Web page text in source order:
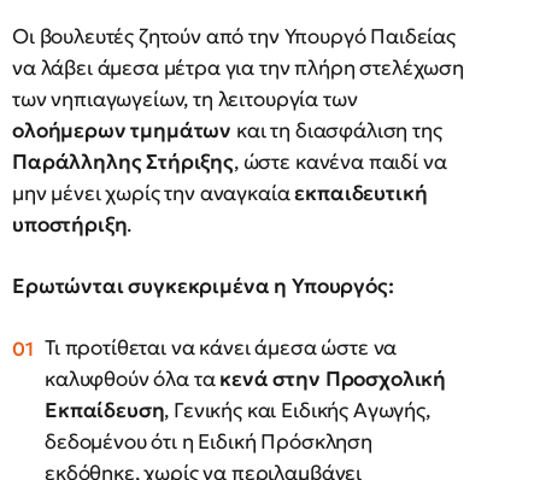
Οι βουλευτές ζητούν από την Υπουργό Παιδείας
να λάβει άμεσα μέτρα για την πλήρη στελέχωση
των νηπιαγωγείων, τη λειτουργία των
ολοήμερων τμημάτων και τη διασφάλιση της
Παράλληλης Στήριξης, ώστε κανένα παιδί να
μην μένει χωρίς την αναγκαίαεκπαιδευτική
υποστήριξη.
Ερωτώνται συγκεκριμένα η Υπουργός:
Τι προτίθεται να κάνει άμεσα ώστε να
καλυφθούν όλα τακενά στην Προσχολική
Εκπαίδευση, Γενικής και Ειδικής Αγωγής,
δεδομένου ότι η Ειδική Πρόσκληση
εκδόθηκε, χωρίς να περιλαμβάνει